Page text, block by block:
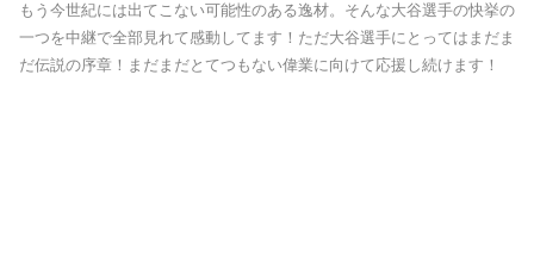
もう今世紀には出てこない可能性のある逸材。そんな大谷選手の快挙の
一つを中継で全部見れて感動してます！ただ大谷選手にとってはまだま
だ伝説の序章！まだまだとてつもない偉業に向けて応援し続けます！